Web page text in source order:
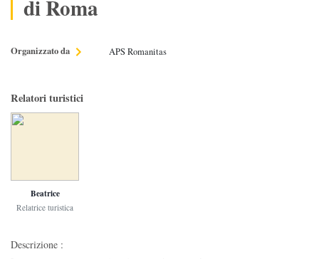
di Roma
Organizzato da APS Romanitas
Relatori turistici
Beatrice
Relatrice turistica
Descrizione :